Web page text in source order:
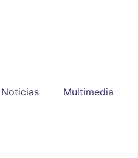
Noticias Multimedia